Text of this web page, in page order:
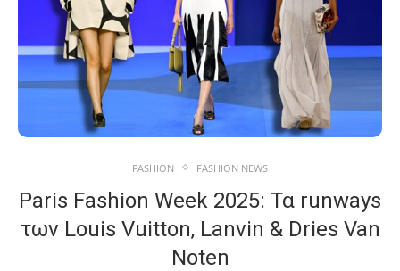
FASHION FASHION NEWS
Paris Fashion Week 2025: Τα runways
των Louis Vuitton, Lanvin & Dries Van
Noten